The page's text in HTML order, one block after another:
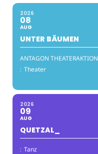
2026
08
AUG
UNTER BÄUMEN
ANTAGON THEATERAKTION
: Theater
2026
09
AUG
QUETZAL_
: Tanz